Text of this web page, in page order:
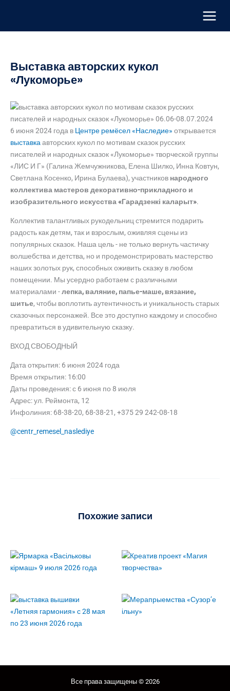
Выставка авторских кукол
«Лукоморье»
6 июня 2024 года в Центре ремёсел «Наследие» открывается
выставка авторских кукол по мотивам сказок русских
писателей и народных сказок «Лукоморье» творческой группы
«ЛИС И Г» (Галина Жемчужникова, Елена Шилко, Инна Ковтун,
Светлана Косенко, Ирина Булаева), участников народного
коллектива мастеров декоративно-прикладного и
изобразительного искусства «Гарадзенкі каларыт».
Коллектив талантливых рукодельниц стремится подарить
радость как детям, так и взрослым, оживляя сцены из
популярных сказок. Наша цель - не только вернуть частичку
волшебства и детства, но и продемонстрировать мастерство
наших золотых рук, способных оживить сказку в любом
помещении. Мы усердно работаем с различными
материалами -лепка, валяние, папье-маше, вязание,
шитье, чтобы воплотить аутентичность и уникальность старых
сказочных персонажей. Все это доступно каждому и способно
превратиться в удивительную сказку.
ВХОД СВОБОДНЫЙ
Дата открытия: 6 июня 2024 года
Время открытия: 16:00
Даты проведения: с 6 июня по 8 июля
Адрес: ул. Реймонта, 12
Инфолиния: 68-38-20, 68-38-21, +375 29 242-08-18
@centr_remesel_naslediye
Похожие записи
Все права защищены © 2026